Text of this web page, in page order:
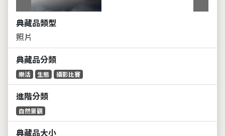
典藏品類型
照片
典藏品分類
樂活 生態 攝影比賽
進階分類
自然景觀
典藏品大小